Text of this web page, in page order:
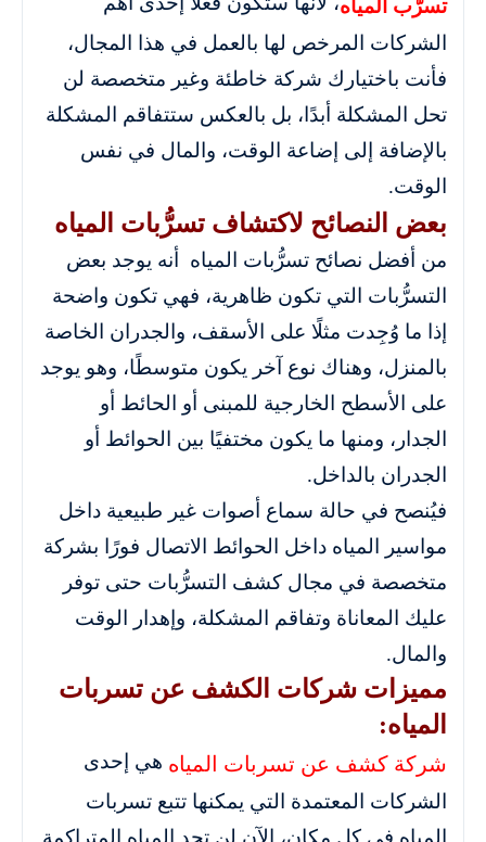
تسرُّب المياه
الشركات المرخص لها بالعمل في هذا المجال،
فأنت باختيارك شركة خاطئة وغير متخصصة لن
تحل المشكلة أبدًا، بل بالعكس ستتفاقم المشكلة
بالإضافة إلى إضاعة الوقت، والمال في نفس
الوقت.
بعض النصائح لاكتشاف تسرُّبات المياه
من أفضل نصائح تسرُّبات المياه أنه يوجد بعض
التسرُّبات التي تكون ظاهرية، فهي تكون واضحة
إذا ما وُجِدت مثلًا على الأسقف، والجدران الخاصة
بالمنزل، وهناك نوع آخر يكون متوسطًا، وهو يوجد
على الأسطح الخارجية للمبنى أو الحائط أو
الجدار، ومنها ما يكون مختفيًا بين الحوائط أو
الجدران بالداخل.
فيُنصح في حالة سماع أصوات غير طبيعية داخل
مواسير المياه داخل الحوائط الاتصال فورًا بشركة
متخصصة في مجال كشف التسرُّبات حتى توفر
عليك المعاناة وتفاقم المشكلة، وإهدار الوقت
والمال.
مميزات شركات الكشف عن تسربات
المياه:
شركة كشف عن تسربات المياه هي إحدى
الشركات المعتمدة التي يمكنها تتبع تسربات
المياه في كل مكان، الآن لن تجد المياه المتراكمة